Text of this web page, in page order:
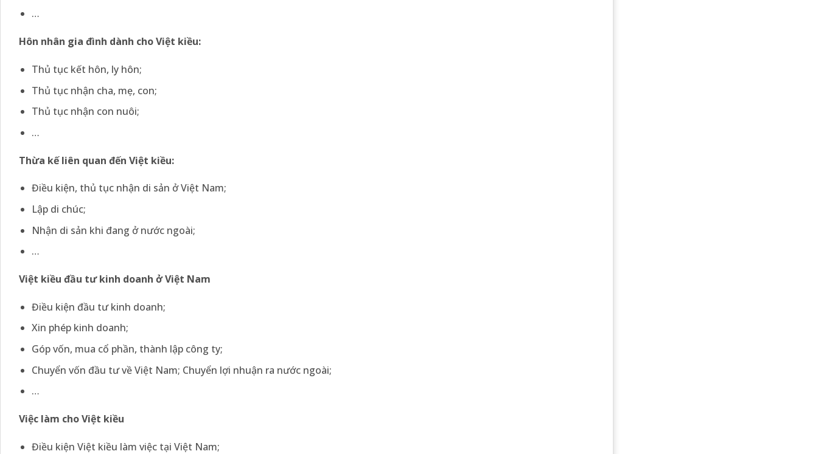
…
Hôn nhân gia đình dành cho Việt kiều:
Thủ tục kết hôn, ly hôn;
Thủ tục nhận cha, mẹ, con;
Thủ tục nhận con nuôi;
…
Thừa kế liên quan đến Việt kiều:
Điều kiện, thủ tục nhận di sản ở Việt Nam;
Lập di chúc;
Nhận di sản khi đang ở nước ngoài;
…
Việt kiều đầu tư kinh doanh ở Việt Nam
Điều kiện đầu tư kinh doanh;
Xin phép kinh doanh;
Góp vốn, mua cổ phần, thành lập công ty;
Chuyển vốn đầu tư về Việt Nam; Chuyển lợi nhuận ra nước ngoài;
…
Việc làm cho Việt kiều
Điều kiện Việt kiều làm việc tại Việt Nam;